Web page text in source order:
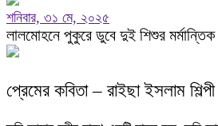
শনিবার, ৩১ মে, ২০২৫
লালমোহনে পুকুরে ডুবে দুই শিশুর
প্রেমের কবিতা – রাইছা ইসলাম শিল্পী